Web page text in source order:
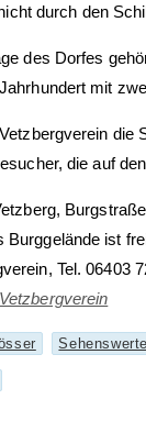
durch den
des Dorfes
mit
die
die auf
Burgstraße
Burggelände ist
Tel. 06403